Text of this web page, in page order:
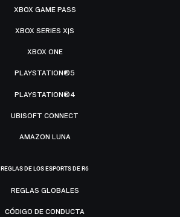
XBOX GAME PASS
XBOX SERIES X|S
XBOX ONE
PLAYSTATION®5
PLAYSTATION®4
UBISOFT CONNECT
AMAZON LUNA
REGLAS DE LOS ESPORTS DE R6
REGLAS GLOBALES
CÓDIGO DE CONDUCTA